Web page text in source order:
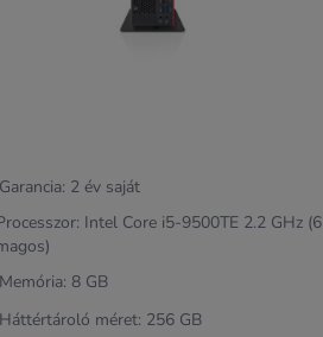
Garancia: 2 év saját
Intel Core i5-9500TE 2.2 GHz (6
Memória: 8 GB
Háttértároló méret: 256 GB